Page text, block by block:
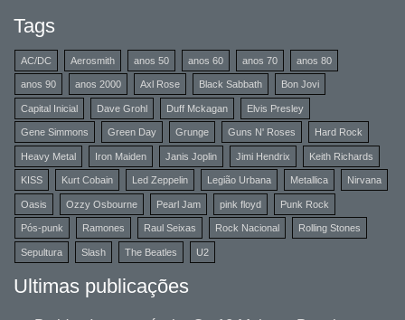
Tags
AC/DC Aerosmith anos 50 anos 60 anos 70 anos 80
anos 90 anos 2000 Axl Rose Black Sabbath Bon Jovi
Capital Inicial Dave Grohl Duff Mckagan Elvis Presley
Gene Simmons Green Day Grunge Guns N' Roses Hard Rock
Heavy Metal Iron Maiden Janis Joplin Jimi Hendrix Keith Richards
KISS Kurt Cobain Led Zeppelin Legião Urbana Metallica Nirvana
Oasis Ozzy Osbourne Pearl Jam pink floyd Punk Rock
Pós-punk Ramones Raul Seixas Rock Nacional Rolling Stones
Sepultura Slash The Beatles U2
Ultimas publicações